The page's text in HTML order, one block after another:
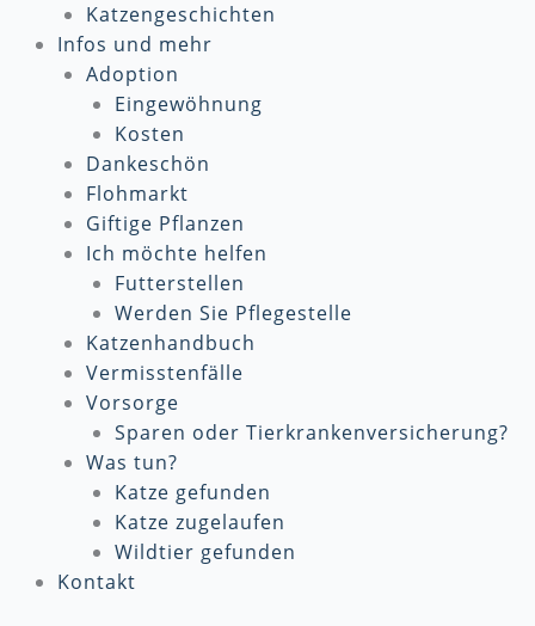
Katzengeschichten
Infos und mehr
Adoption
Eingewöhnung
Kosten
Dankeschön
Flohmarkt
Giftige Pflanzen
Ich möchte helfen
Futterstellen
Werden Sie Pflegestelle
Katzenhandbuch
Vermisstenfälle
Vorsorge
Sparen oder Tierkrankenversicherung?
Was tun?
Katze gefunden
Katze zugelaufen
Wildtier gefunden
Kontakt